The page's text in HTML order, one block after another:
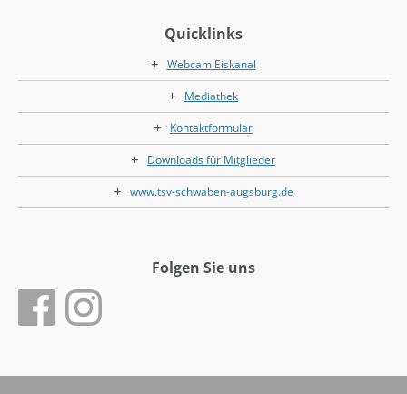
Quicklinks
Webcam Eiskanal
Mediathek
Kontaktformular
Downloads für Mitglieder
www.tsv-schwaben-augsburg.de
Folgen Sie uns